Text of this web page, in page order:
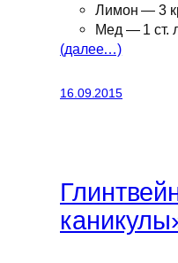
Лимон — 3
Мед — 1 ст.
(далее…)
16.09.2015